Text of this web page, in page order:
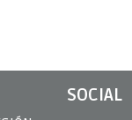
SOCIAL